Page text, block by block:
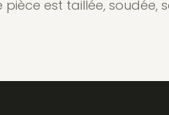
est taillée, soudée,